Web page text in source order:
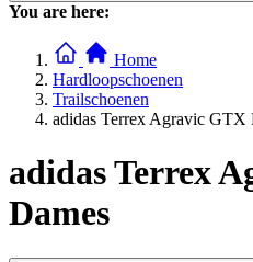
You are here:
Home
Hardloopschoenen
Trailschoenen
adidas Terrex Agravic GTX
adidas Terrex
Dames